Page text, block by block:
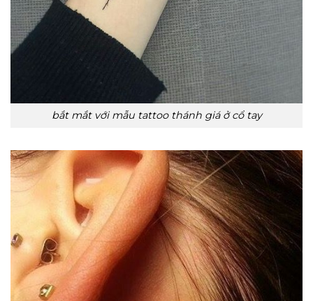
bắt mắt với mẫu tattoo thánh giá ở cổ tay